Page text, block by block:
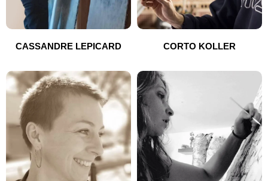
CASSANDRE LEPICARD CORTO KOLLER